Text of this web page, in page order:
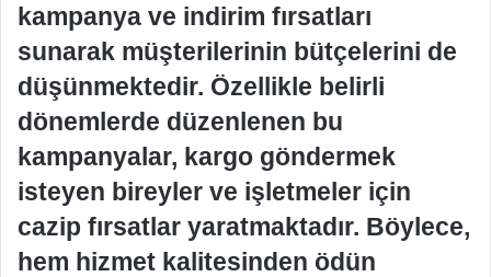
kampanya ve indirim fırsatları
sunarak müşterilerinin bütçelerini de
düşünmektedir. Özellikle belirli
dönemlerde düzenlenen bu
kampanyalar, kargo göndermek
isteyen bireyler ve işletmeler için
cazip fırsatlar yaratmaktadır. Böylece,
hem hizmet kalitesinden ödün